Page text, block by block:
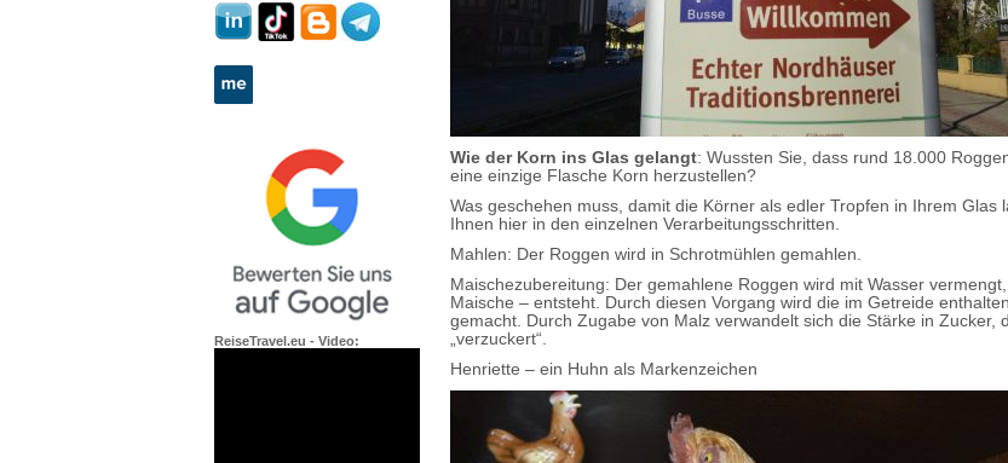
Wie der Korn ins Glas gelangt: Wussten Sie, dass rund 18.000
eine einzige Flasche Korn herzustellen?
Was geschehen muss, damit die Körner als edler Tropfen in Ihrem Glas
Ihnen hier in den einzelnen Verarbeitungsschritten.
Mahlen: Der Roggen wird in Schrotmühlen gemahlen.
Maischezubereitung: Der gemahlene Roggen wird mit Wasser
Maische – entsteht. Durch diesen Vorgang wird die im Getreide
gemacht. Durch Zugabe von Malz verwandelt sich die Stärke in Zucker,
„verzuckert“.
Henriette – ein Huhn als Markenzeichen
ReiseTravel.eu - Video: